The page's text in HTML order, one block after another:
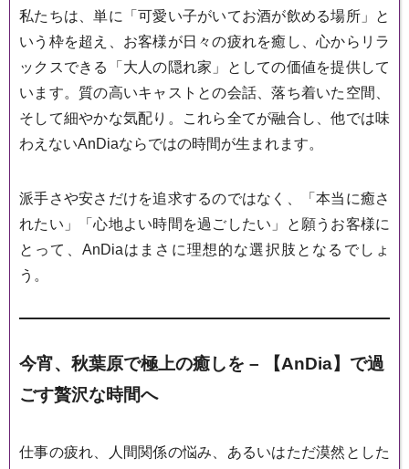
私たちは、単に「可愛い子がいてお酒が飲める場所」と
いう枠を超え、お客様が日々の疲れを癒し、心からリラ
ックスできる「大人の隠れ家」としての価値を提供して
います。質の高いキャストとの会話、落ち着いた空間、
そして細やかな気配り。これら全てが融合し、他では味
わえないAnDiaならではの時間が生まれます。
派手さや安さだけを追求するのではなく、「本当に癒さ
れたい」「心地よい時間を過ごしたい」と願うお客様に
とって、AnDiaはまさに理想的な選択肢となるでしょ
う。
今宵、秋葉原で極上の癒しを – 【AnDia】で過
ごす贅沢な時間へ
仕事の疲れ、人間関係の悩み、あるいはただ漠然とした